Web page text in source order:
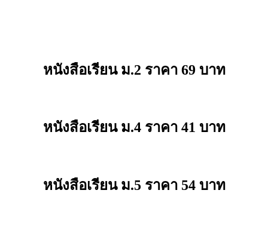
หนังสือเรียน ม.2 ราคา 69 บาท
หนังสือเรียน ม.4 ราคา 41 บาท
หนังสือเรียน ม.5 ราคา 54 บาท